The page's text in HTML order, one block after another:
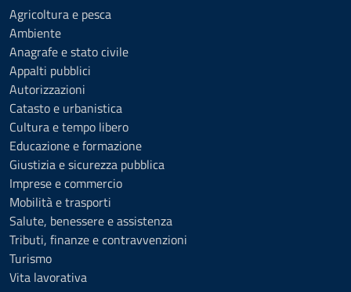
Agricoltura e pesca
Ambiente
Anagrafe e stato civile
Appalti pubblici
Autorizzazioni
Catasto e urbanistica
Cultura e tempo libero
Educazione e formazione
Giustizia e sicurezza pubblica
Imprese e commercio
Mobilità e trasporti
Salute, benessere e assistenza
Tributi, finanze e contravvenzioni
Turismo
Vita lavorativa